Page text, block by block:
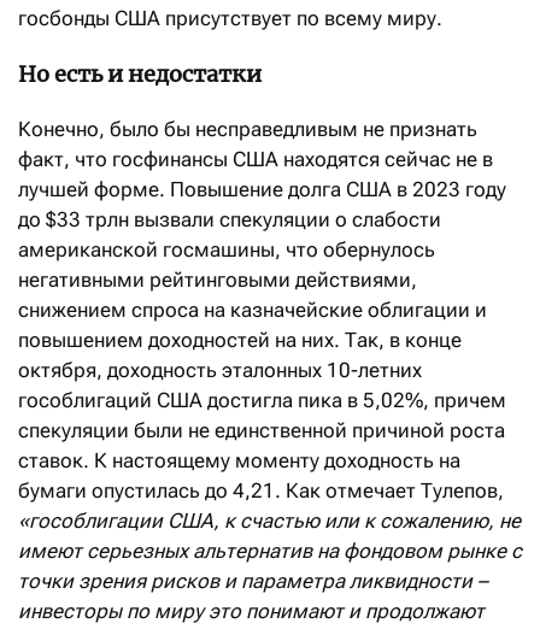
госбонды США присутствует по всему миру.
Но есть и недостатки
Конечно, было бы несправедливым не признать
факт, что госфинансы США находятся сейчас не в
лучшей форме. Повышение долга США в 2023 году
до $33 трлн вызвали спекуляции о слабости
американской госмашины, что обернулось
негативными рейтинговыми действиями,
снижением спроса на казначейские облигации и
повышением доходностей на них. Так, в конце
октября, доходность эталонных 10-летних
гособлигаций США достигла пика в 5,02%, причем
спекуляции были не единственной причиной роста
ставок. К настоящему моменту доходность на
бумаги опустилась до 4,21. Как отмечает Тулепов,
«гособлигации США, к счастью или к сожалению, не
имеют серьезных альтернатив на фондовом рынке с
точки зрения рисков и параметра ликвидности –
инвесторы по миру это понимают и продолжают